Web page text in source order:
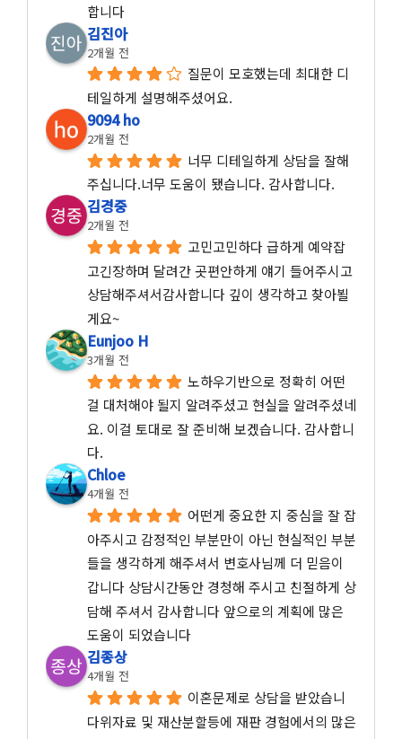
합니다
김진아
2개월 전
질문이 모호했는데 최대한 디
테일하게 설명해주셨어요.
9094 ho
2개월 전
너무 디테일하게 상담을 잘해
주십니다.너무 도움이 됐습니다. 감사합니다.
김경중
2개월 전
고민고민하다 급하게 예약잡
고긴장하며 달려간 곳편안하게 얘기 들어주시고
상담해주셔서감사합니다 깊이 생각하고 찾아뵐
게요~
Eunjoo H
3개월 전
노하우기반으로 정확히 어떤
걸 대처해야 될지 알려주셨고 현실을 알려주셨네
요. 이걸 토대로 잘 준비해 보겠습니다. 감사합니
다.
Chloe
4개월 전
어떤게 중요한 지 중심을 잘 잡
아주시고 감정적인 부분만이 아닌 현실적인 부분
들을 생각하게 해주셔서 변호사님께 더 믿음이
갑니다 상담시간동안 경청해 주시고 친절하게 상
담해 주셔서 감사합니다 앞으로의 계획에 많은
도움이 되었습니다
김종상
4개월 전
이혼문제로 상담을 받았습니
다위자료 및 재산분할등에 재판 경험에서의 많은